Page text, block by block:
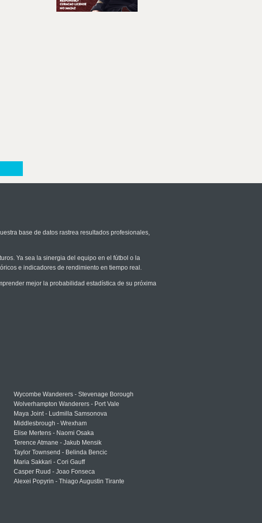
base de datos rastrea resultados profesionales,
Ya sea la sinergia del equipo en el fútbol o la
e indicadores de rendimiento en tiempo real.
mejor la probabilidad estadística de su próxima
Wycombe Wanderers - Stevenage Borough
Wolverhampton Wanderers - Port Vale
Maya Joint - Ludmilla Samsonova
Middlesbrough - Wrexham
Elise Mertens - Naomi Osaka
Terence Atmane - Jakub Mensik
Taylor Townsend - Belinda Bencic
Maria Sakkari - Cori Gauff
Casper Ruud - Joao Fonseca
Alexei Popyrin - Thiago Augustin Tirante